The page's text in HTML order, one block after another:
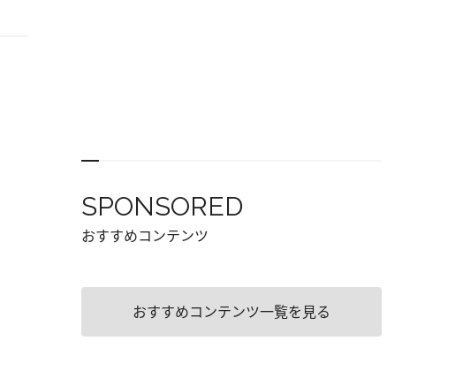
SPONSORED
おすすめコンテンツ
おすすめコンテンツ一覧を見る